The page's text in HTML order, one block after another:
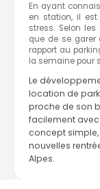
En ayant
en station, il est
stress. Selon
que de se garer
rapport au
la semaine pour
Le
location de
proche de son
facilement
concept simple,
nouvelles
Alpes.